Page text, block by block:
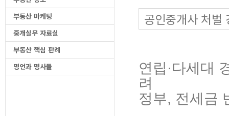
부동산 마케팅
중개실무 자료실
부동산 핵심 판례
명언과 명사들
공인중개사 처
연립·다세대
려
정부, 전세금